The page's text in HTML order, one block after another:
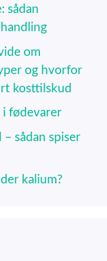
sådan
om
og hvorfor
kosttilskud
i fødevarer
sådan spiser
kalium?